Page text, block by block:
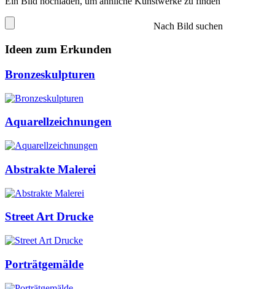
Nach Bild suchen
Ideen zum Erkunden
Bronzeskulpturen
Aquarellzeichnungen
Abstrakte Malerei
Street Art Drucke
Porträtgemälde